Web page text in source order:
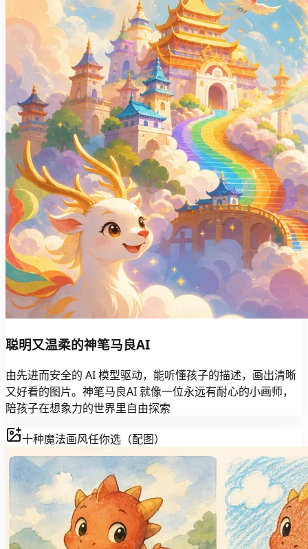
聪明又温柔的神笔马良AI
由先进而安全的 AI 模型驱动，能听懂孩子的描述，画出清晰
又好看的图片。神笔马良AI 就像一位永远有耐心的小画师，
陪孩子在想象力的世界里自由探索
十种魔法画风任你选（配图）